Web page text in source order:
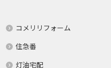
コメリリフォーム
住急番
灯油宅配